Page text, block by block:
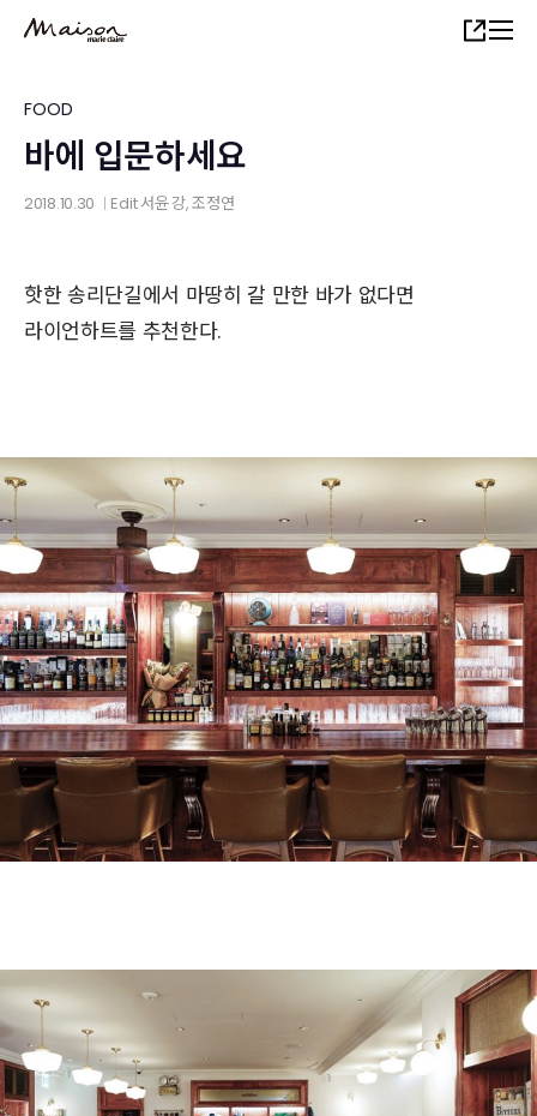
content
Share
FOOD
바에 입문하세요
2018.10.30 Edit서윤 강, 조정연
핫한 송리단길에서 마땅히 갈 만한 바가 없다면
라이언하트를 추천한다.